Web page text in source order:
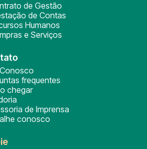
de Gestão
de Contas
Humanos
e Serviços
frequentes
chegar
de Imprensa
conosco